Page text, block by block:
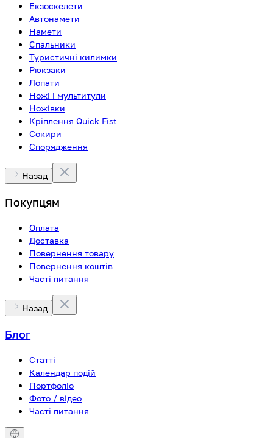
Екзоскелети
Автонамети
Намети
Спальники
Туристичні килимки
Рюкзаки
Лопати
Ножі і мультитули
Ножівки
Кріплення Quick Fist
Сокири
Спорядження
Назад
Покупцям
Оплата
Доставка
Повернення товару
Повернення коштів
Часті питання
Назад
Блог
Статті
Календар подій
Портфоліо
Фото / відео
Часті питання